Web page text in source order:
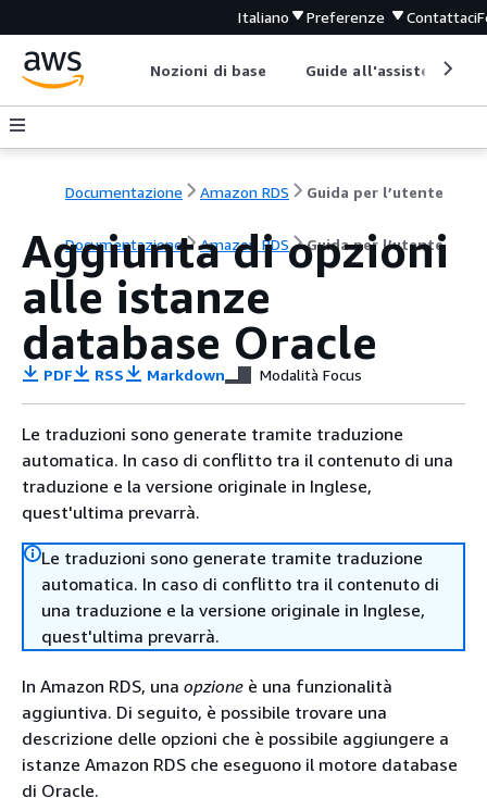
Italiano Preferenze Contattaci
Nozioni di base Guide all'assistenza
Documentazione Amazon RDS Guida per l’utente
Documentazione Amazon RDS Guida per l’utente
Aggiunta di opzioni
alle istanze
database Oracle
PDF RSS Markdown Modalità Focus
Le traduzioni sono generate tramite traduzione
automatica. In caso di conflitto tra il contenuto di una
traduzione e la versione originale in Inglese,
quest'ultima prevarrà.
Le traduzioni sono generate tramite traduzione
automatica. In caso di conflitto tra il contenuto di
una traduzione e la versione originale in Inglese,
quest'ultima prevarrà.
In Amazon RDS, una opzione è una funzionalità
aggiuntiva. Di seguito, è possibile trovare una
descrizione delle opzioni che è possibile aggiungere a
istanze Amazon RDS che eseguono il motore database
di Oracle.